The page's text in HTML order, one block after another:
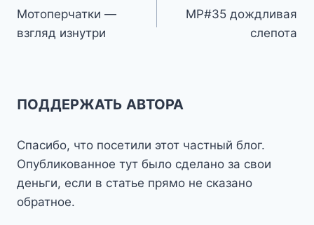
по
Мотоперчатки —
взгляд изнутри
МР#35 дождливая
слепота
ПОДДЕРЖАТЬ АВТОРА
Спасибо, что посетили этот частный блог.
Опубликованное тут было сделано за свои
деньги, если в статье прямо не сказано
обратное.